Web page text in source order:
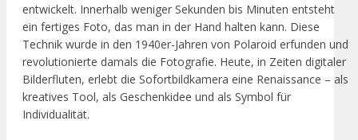
entwickelt. Innerhalb weniger Sekunden bis Minuten entsteht
ein fertiges Foto, das man in der Hand halten kann. Diese
Technik wurde in den 1940er-Jahren von Polaroid erfunden und
revolutionierte damals die Fotografie. Heute, in Zeiten digitaler
Bilderfluten, erlebt die Sofortbildkamera eine Renaissance – als
kreatives Tool, als Geschenkidee und als Symbol für
Individualität.